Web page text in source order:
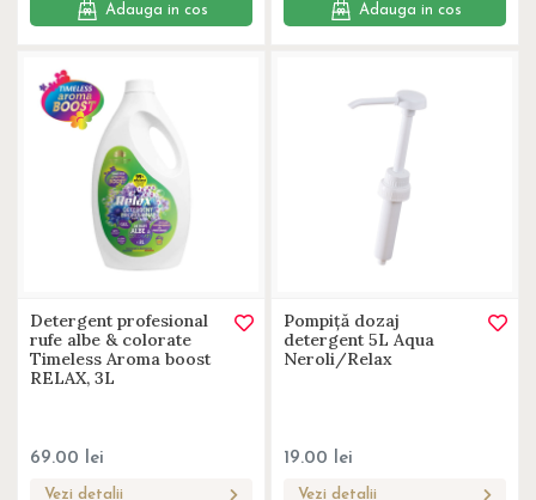
Adauga in cos Adauga in cos
Detergent profesional
rufe albe & colorate
Timeless Aroma boost
RELAX, 3L
69.00 lei
Vezi detalii
Pompiță dozaj
detergent 5L Aqua
Neroli/Relax
19.00 lei
Vezi detalii